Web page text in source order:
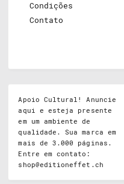
Condições
Contato
Apoio Cultural! Anuncie
aqui e esteja presente
em um ambiente de
qualidade. Sua marca em
mais de 3.000 páginas.
Entre em contato:
shop@editioneffet.ch